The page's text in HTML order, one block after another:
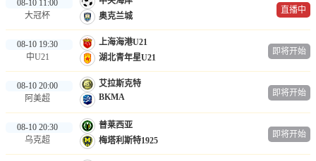
08-10 11:00
大冠杯
奥克兰城
直播中
08-10 19:30
中U21
上海海港U21
湖北青年星U21
即将开始
08-10 20:00
阿美超
艾拉斯克特
BKMA
即将开始
08-10 20:30
乌克超
普莱西亚
梅塔利斯特1925
即将开始